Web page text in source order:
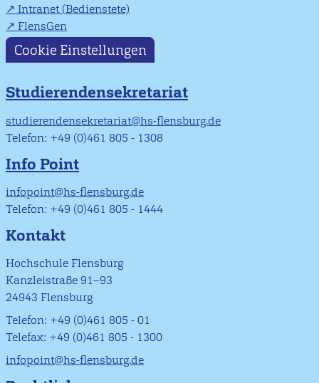
Intranet (Bedienstete)
FlensGen
Cookie Einstellungen
Studierendensekretariat
studierendensekretariat@hs-flensburg.de
Telefon: +49 (0)461 805 - 1308
Info Point
infopoint@hs-flensburg.de
Telefon: +49 (0)461 805 - 1444
Kontakt
Hochschule Flensburg
Kanzleistraße 91–93
24943 Flensburg
Telefon: +49 (0)461 805 - 01
Telefax: +49 (0)461 805 - 1300
infopoint@hs-flensburg.de